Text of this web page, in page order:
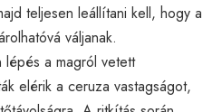
teljesen leállítani kell, hogy a
váljanak.
a magról vetett
elérik a ceruza vastagságot,